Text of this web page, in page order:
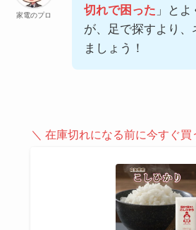
家電のプロ
切れで困った 」と
が、足で探すより、
ましょう！
＼ 在庫切れになる前に今すぐ買